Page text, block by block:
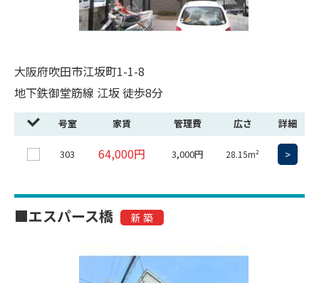
大阪府吹田市江坂町1-1-8
地下鉄御堂筋線 江坂 徒歩8分
号室 家賃 管理費 広さ 詳細
303 64,000円 3,000円 28.15m² >
■エスパース橋 新 築